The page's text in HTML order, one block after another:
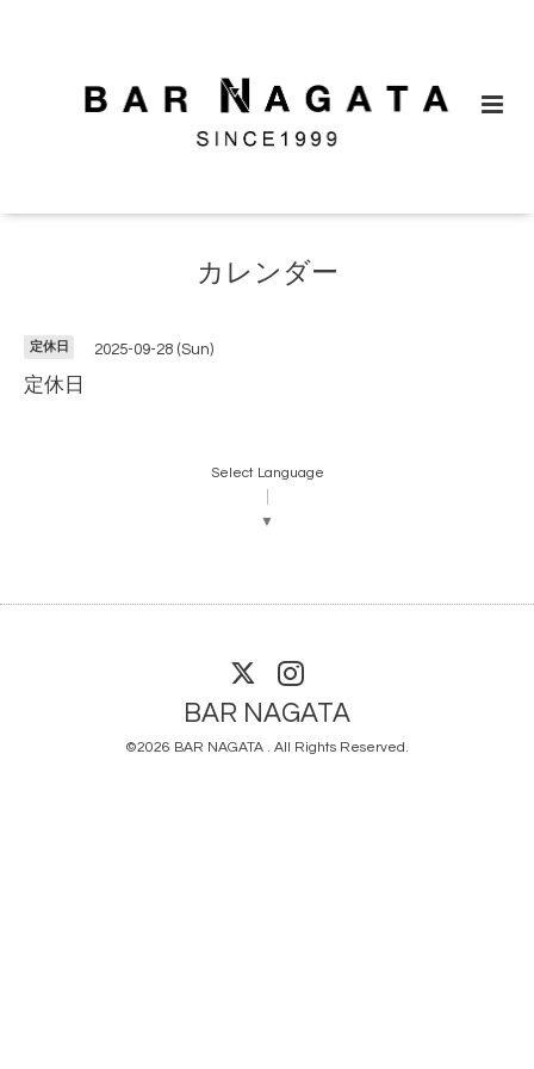
カレンダー
定休日 2025-09-28 (Sun)
定休日
Select Language
▼
BAR NAGATA
©2026 BAR NAGATA . All Rights Reserved.